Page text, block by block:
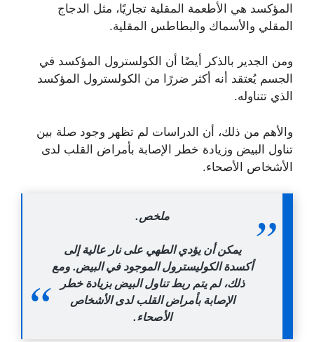
المؤكسد هي الأطعمة المقلية تجاريًا، مثل الدجاج
المقلي والأسماك والبطاطس المقلية.
ومن الجدير بالذكر أيضًا أن الكولسترول المؤكسد في
الجسم يُعتقد أنه أكثر ضررًا من الكولسترول المؤكسد
الذي تتناوله.
والأهم من ذلك، أن الدراسات لم تظهر وجود صلة بين
تناول البيض وزيادة خطر الإصابة بأمراض القلب لدى
الأشخاص الأصحاء.
ملخص.
يمكن أن يؤدي الطهي على نار عالية إلى
أكسدة الكوليسترول الموجود في البيض. ومع
ذلك، لم يتم ربط تناول البيض بزيادة خطر
الإصابة بأمراض القلب لدى الأشخاص
الأصحاء.